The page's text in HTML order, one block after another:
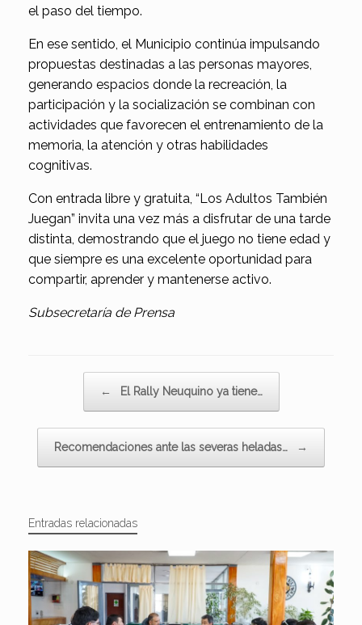
el paso del tiempo.
En ese sentido, el Municipio continúa impulsando
propuestas destinadas a las personas mayores,
generando espacios donde la recreación, la
participación y la socialización se combinan con
actividades que favorecen el entrenamiento de la
memoria, la atención y otras habilidades
cognitivas.
Con entrada libre y gratuita, “Los Adultos También
Juegan” invita una vez más a disfrutar de una tarde
distinta, demostrando que el juego no tiene edad y
que siempre es una excelente oportunidad para
compartir, aprender y mantenerse activo.
Subsecretaría de Prensa
← El Rally Neuquino ya tiene…
Recomendaciones ante las severas heladas… →
Entradas relacionadas